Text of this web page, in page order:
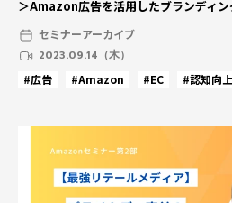
＞Amazon広告を活用したブランディ
セミナーアーカイブ
2023.09.14（木）
#広告 #Amazon #EC #認知向上